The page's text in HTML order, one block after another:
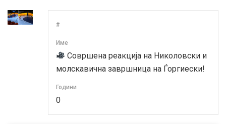
#
Име
Совршена реакција на Николовски и
молскавична завршница на Ѓоргиески!
Години
0